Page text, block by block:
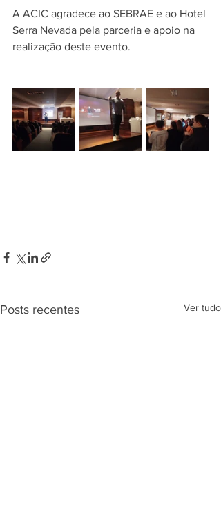
A ACIC agradece ao SEBRAE e ao Hotel
Serra Nevada pela parceria e apoio na
realização deste evento.
Posts recentes Ver tudo